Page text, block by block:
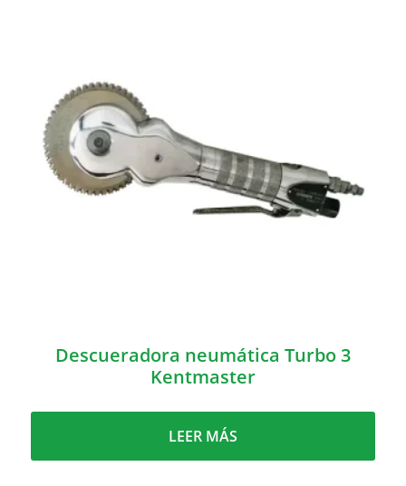
Descueradora neumática Turbo 3
Kentmaster
LEER MÁS